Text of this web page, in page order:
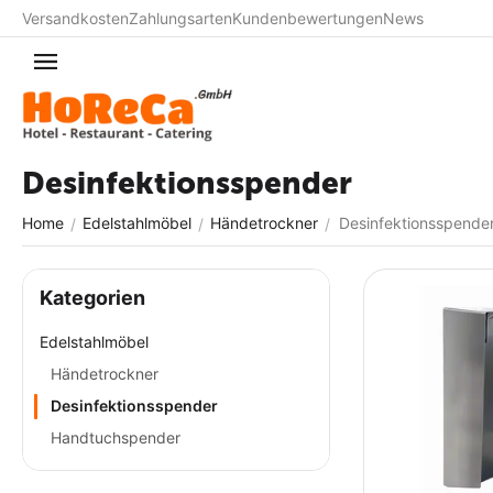
VersandkostenZahlungsartenKundenbewertungenNews
Desinfektionsspender
Home / Edelstahlmöbel / Händetrockner /
Kategorien
Edelstahlmöbel
Händetrockner
Desinfektionsspender
Handtuchspender